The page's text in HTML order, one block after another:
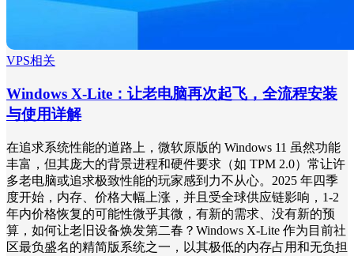
VPS相关
Windows X-Lite：让老电脑再次起飞，全流程安装
与使用详解
在追求系统性能的道路上，微软原版的 Windows 11 虽然功能
丰富，但其庞大的背景进程和硬件要求（如 TPM 2.0）常让许
多老电脑或追求极致性能的玩家感到力不从心。2025 年四季
度开始，内存、价格大幅上涨，并且受全球供应链影响，1-2
年内价格恢复的可能性微乎其微，有新的需求、没有新的预
算，如何让老旧设备焕发第二春？Windows X-Lite 作为目前社
区最负盛名的精简版系统之一，以其极低的内存占用和无负担